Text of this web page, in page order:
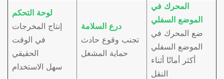
لوحة التحكم
إنتاج المخرجات
في الوقت
الحقيقي
سهل الاستخدام
درع السلامة
تجنب وقوع حادث
حماية المشغل
المحرك في
الموضع السفلي
ضع المحرك في
الموضع السفلي
أكثر أمانًا أثناء
النقل